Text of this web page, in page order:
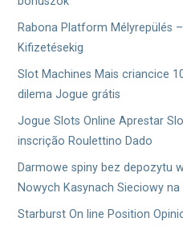
Rabona Platform Mélyrepülés
Kifizetésekig
Slot Machines Mais criancice
dilema Jogue grátis
Jogue Slots Online Aprestar
inscrição Roulettino Dado
Darmowe spiny bez depozytu
Nowych Kasynach Sieciowy
Starburst On line Position